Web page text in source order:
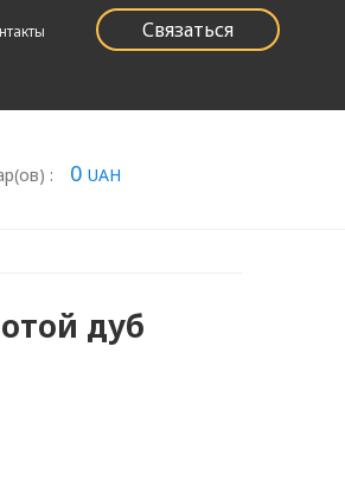
Связаться
: 0 UAH
дуб